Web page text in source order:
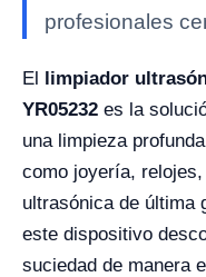
profesionales
El limpiador
YR05232 es la
una limpieza
como joyería,
ultrasónica de última
este dispositivo
suciedad de manera